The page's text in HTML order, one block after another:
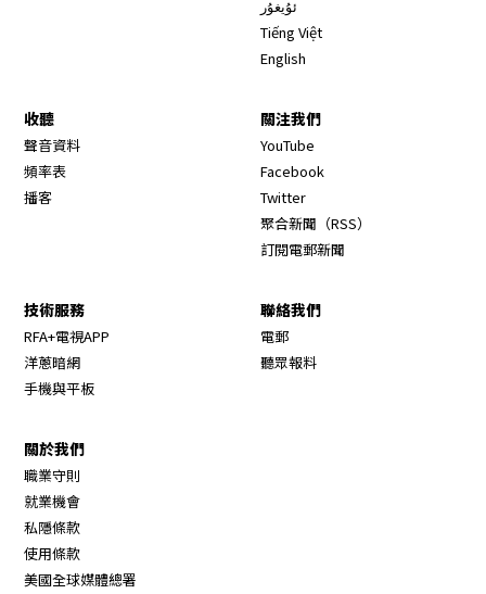
ئۇيغۇر
Tiếng Việt
English
收聽
聲音資料
頻率表
播客
關注我們
YouTube
Facebook
Twitter
聚合新聞（RSS）
訂閱電郵新聞
技術服務
RFA+電視APP
洋蔥暗網
手機與平板
聯絡我們
電郵
聽眾報料
關於我們
職業守則
就業機會
私隱條款
使用條款
美國全球媒體總署